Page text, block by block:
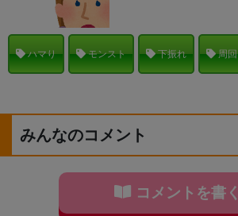
ハマり モンスト 下振れ 周回
みんなのコメント
コメントを書く